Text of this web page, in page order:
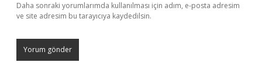
Daha sonraki yorumlarımda kullanılması için adım, e-posta adresim
ve site adresim bu tarayıcıya kaydedilsin.